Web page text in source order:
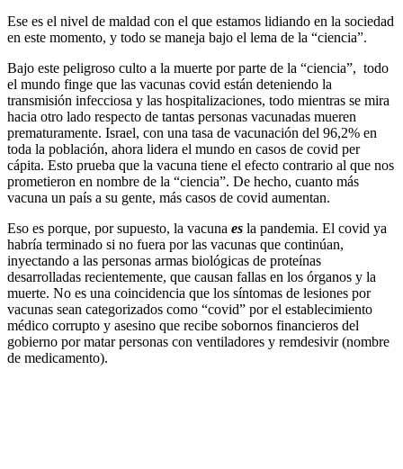
Ese es el nivel de maldad con el que estamos lidiando en la sociedad
en este momento, y todo se maneja bajo el lema de la “ciencia”.
Bajo este peligroso culto a la muerte por parte de la “ciencia”, todo
el mundo finge que las vacunas covid están deteniendo la
transmisión infecciosa y las hospitalizaciones, todo mientras se mira
hacia otro lado respecto de tantas personas vacunadas mueren
prematuramente. Israel, con una tasa de vacunación del 96,2% en
toda la población, ahora lidera el mundo en casos de covid per
cápita. Esto prueba que la vacuna tiene el efecto contrario al que nos
prometieron en nombre de la “ciencia”. De hecho, cuanto más
vacuna un país a su gente, más casos de covid aumentan.
Eso es porque, por supuesto, la vacuna es la pandemia. El covid ya
habría terminado si no fuera por las vacunas que continúan,
inyectando a las personas armas biológicas de proteínas
desarrolladas recientemente, que causan fallas en los órganos y la
muerte. No es una coincidencia que los síntomas de lesiones por
vacunas sean categorizados como “covid” por el establecimiento
médico corrupto y asesino que recibe sobornos financieros del
gobierno por matar personas con ventiladores y remdesivir (nombre
de medicamento).